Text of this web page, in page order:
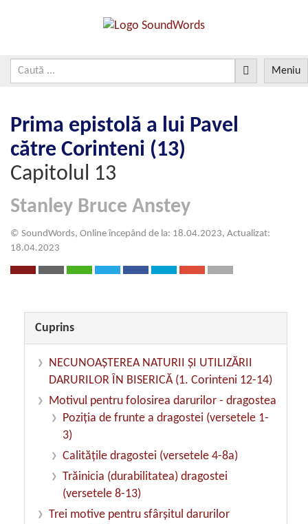
Meniu
Prima epistolă a lui Pavel
către Corinteni (13)
Capitolul 13
Stanley Bruce Anstey
© SoundWords, Online începând de la: 18.04.2023, Actualizat:
18.04.2023
Cuprins
NECUNOAȘTEREA NATURII ȘI UTILIZĂRII
DARURILOR ÎN BISERICĂ (1. Corinteni 12-14)
Motivul pentru folosirea darurilor - dragostea
Poziția de frunte a dragostei (versetele 1-
3)
Calitățile dragostei (versetele 4-8a)
Trăinicia (durabilitatea) dragostei
(versetele 8-13)
Trei motive pentru sfârșitul darurilor